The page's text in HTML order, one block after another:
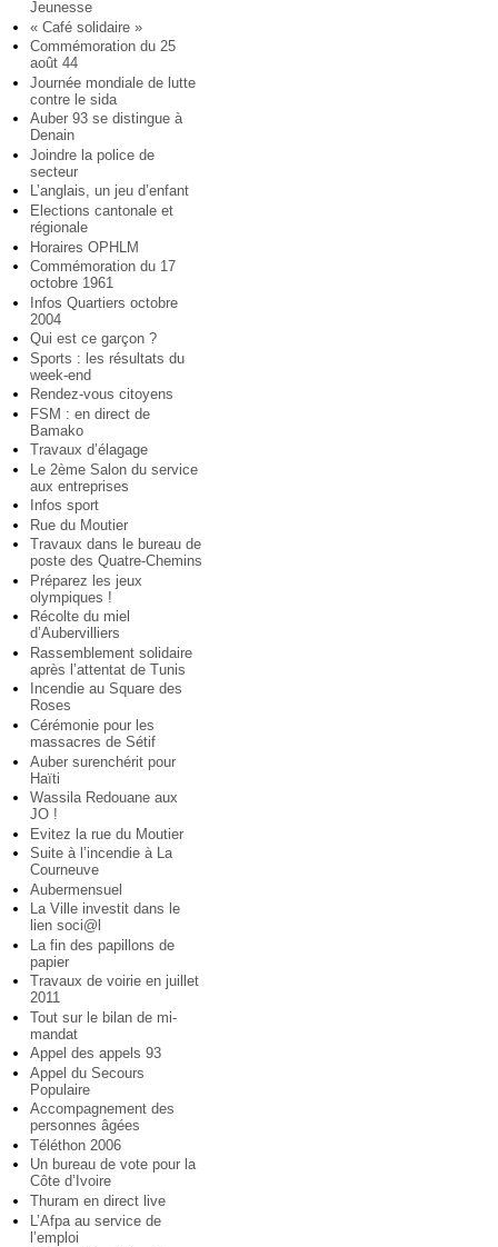
Jeunesse
« Café solidaire »
Commémoration du 25
août 44
Journée mondiale de lutte
contre le sida
Auber 93 se distingue à
Denain
Joindre la police de
secteur
L’anglais, un jeu d’enfant
Elections cantonale et
régionale
Horaires OPHLM
Commémoration du 17
octobre 1961
Infos Quartiers octobre
2004
Qui est ce garçon ?
Sports : les résultats du
week-end
Rendez-vous citoyens
FSM : en direct de
Bamako
Travaux d’élagage
Le 2ème Salon du service
aux entreprises
Infos sport
Rue du Moutier
Travaux dans le bureau de
poste des Quatre-Chemins
Préparez les jeux
olympiques !
Récolte du miel
d’Aubervilliers
Rassemblement solidaire
après l’attentat de Tunis
Incendie au Square des
Roses
Cérémonie pour les
massacres de Sétif
Auber surenchérit pour
Haïti
Wassila Redouane aux
JO !
Evitez la rue du Moutier
Suite à l’incendie à La
Courneuve
Aubermensuel
La Ville investit dans le
lien soci@l
La fin des papillons de
papier
Travaux de voirie en juillet
2011
Tout sur le bilan de mi-
mandat
Appel des appels 93
Appel du Secours
Populaire
Accompagnement des
personnes âgées
Téléthon 2006
Un bureau de vote pour la
Côte d’Ivoire
Thuram en direct live
L’Afpa au service de
l’emploi